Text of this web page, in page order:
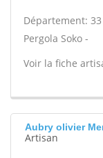
Département: 33
Pergola Soko -
Voir la fiche
Aubry olivier
Artisan